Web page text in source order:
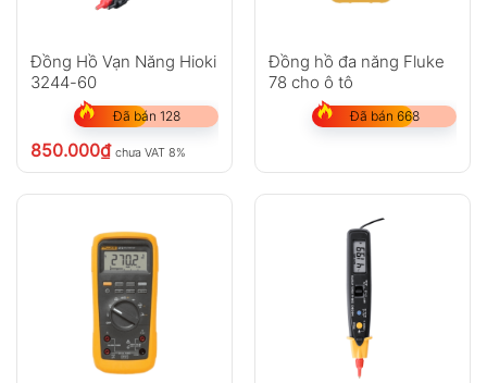
Đồng Hồ Vạn Năng Hioki
3244-60
Đã bán 128
850.000₫ chưa VAT 8%
Đồng hồ đa năng Fluke
78 cho ô tô
Đã bán 668